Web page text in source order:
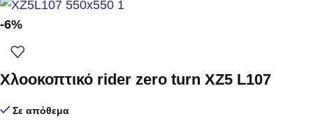
-6%
Χλοοκοπτικό rider zero turn XZ5 L107
Σε απόθεμα